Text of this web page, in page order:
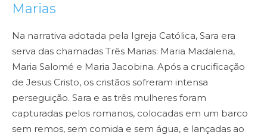
Marias
Na narrativa adotada pela Igreja Católica, Sara era
serva das chamadas Três Marias: Maria Madalena,
Maria Salomé e Maria Jacobina. Após a crucificação
de Jesus Cristo, os cristãos sofreram intensa
perseguição. Sara e as três mulheres foram
capturadas pelos romanos, colocadas em um barco
sem remos, sem comida e sem água, e lançadas ao